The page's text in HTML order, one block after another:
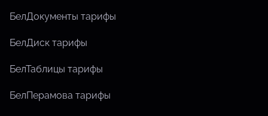
БелДокументы тарифы
БелДиск тарифы
БелТаблицы тарифы
БелПерамова тарифы